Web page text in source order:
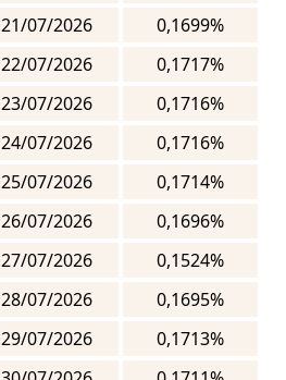
21/07/2026
0,1699%
22/07/2026
0,1717%
23/07/2026
0,1716%
24/07/2026
0,1716%
25/07/2026
0,1714%
26/07/2026
0,1696%
27/07/2026
0,1524%
28/07/2026
0,1695%
29/07/2026
0,1713%